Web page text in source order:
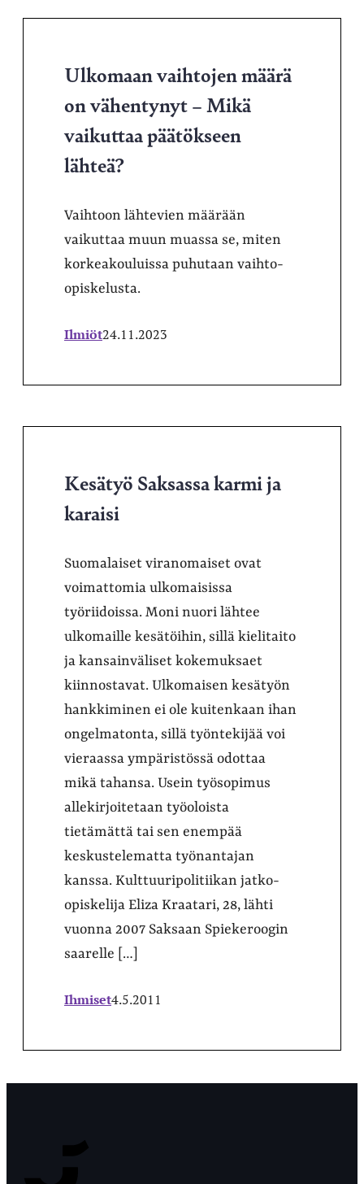
Ulkomaan vaihtojen määrä
on vähentynyt – Mikä
vaikuttaa päätökseen
lähteä?
Vaihtoon lähtevien määrään
vaikuttaa muun muassa se, miten
korkeakouluissa puhutaan vaihto-
opiskelusta.
Ilmiöt24.11.2023
Kesätyö Saksassa karmi ja
karaisi
Suomalaiset viranomaiset ovat
voimattomia ulkomaisissa
työriidoissa. Moni nuori lähtee
ulkomaille kesätöihin, sillä kielitaito
ja kansainväliset kokemuksaet
kiinnostavat. Ulkomaisen kesätyön
hankkiminen ei ole kuitenkaan ihan
ongelmatonta, sillä työntekijää voi
vieraassa ympäristössä odottaa
mikä tahansa. Usein työsopimus
allekirjoitetaan työoloista
tietämättä tai sen enempää
keskustelematta työnantajan
kanssa. Kulttuuripolitiikan jatko-
opiskelija Eliza Kraatari, 28, lähti
vuonna 2007 Saksaan Spiekeroogin
saarelle […]
Ihmiset4.5.2011